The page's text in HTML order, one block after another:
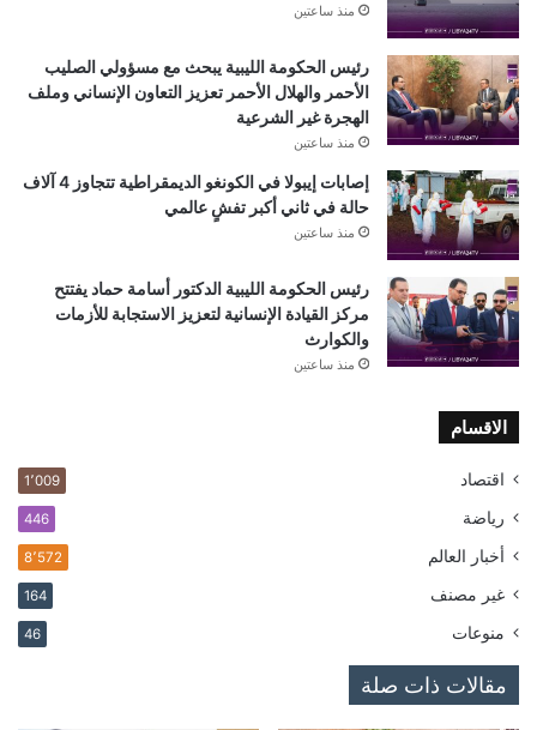
منذ ساعتين
رئيس الحكومة الليبية يبحث مع مسؤولي الصليب
الأحمر والهلال الأحمر تعزيز التعاون الإنساني وملف
الهجرة غير الشرعية
منذ ساعتين
إصابات إيبولا في الكونغو الديمقراطية تتجاوز 4 آلاف
حالة في ثاني أكبر تفشٍ عالمي
منذ ساعتين
رئيس الحكومة الليبية الدكتور أسامة حماد يفتتح
مركز القيادة الإنسانية لتعزيز الاستجابة للأزمات
والكوارث
منذ ساعتين
الاقسام
اقتصاد 1٬009
رياضة 446
أخبار العالم 8٬572
غير مصنف 164
منوعات 46
مقالات ذات صلة